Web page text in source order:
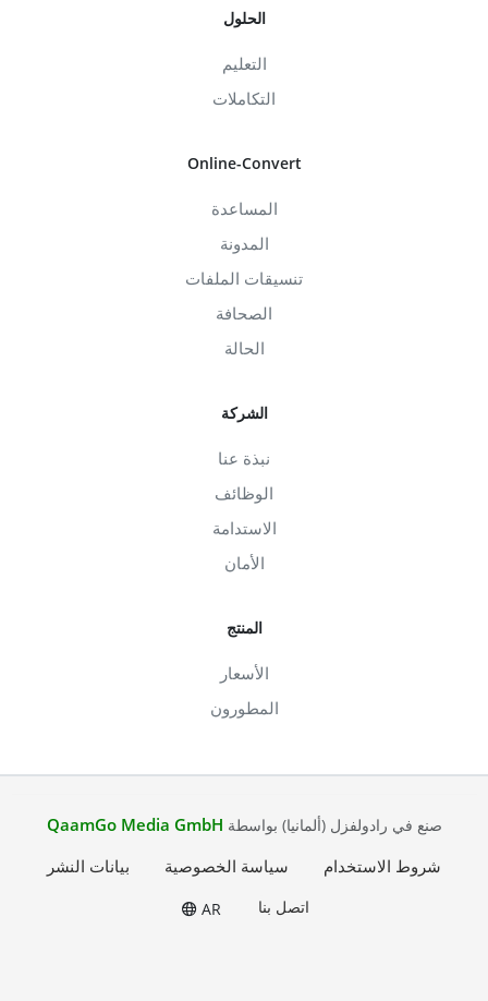
الحلول
التعليم
التكاملات
Online-Convert
المساعدة
المدونة
تنسيقات الملفات
الصحافة
الحالة
الشركة
نبذة عنا
الوظائف
الاستدامة
الأمان
المنتج
الأسعار
المطورون
صنع في رادولفزل (ألمانيا) بواسطة QaamGo Media GmbH
شروط الاستخدام
سياسة الخصوصية بيانات النشر
اتصل بنا AR